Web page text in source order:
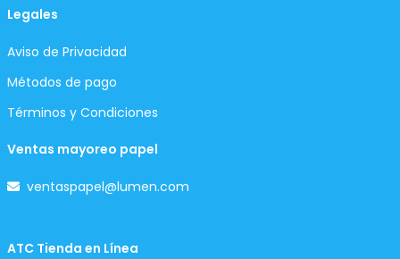
Legales
Aviso de Privacidad
Métodos de pago
Términos y Condiciones
Ventas mayoreo papel
ventaspapel@lumen.com
ATC Tienda en Línea